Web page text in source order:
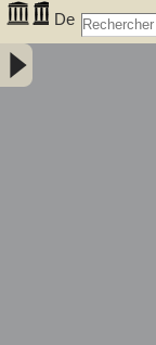
De
l'électricité des
l'électricité de
l'économie des
électriques, &
utilement à
Avec figures en
professeur de
province de